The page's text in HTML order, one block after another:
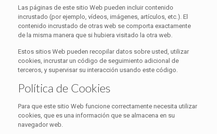
Las páginas de este sitio Web pueden incluir contenido
incrustado (por ejemplo, vídeos, imágenes, artículos, etc.). El
contenido incrustado de otras web se comporta exactamente
de la misma manera que si hubiera visitado la otra web.
Estos sitios Web pueden recopilar datos sobre usted, utilizar
cookies, incrustar un código de seguimiento adicional de
terceros, y supervisar su interacción usando este código.
Política de Cookies
Para que este sitio Web funcione correctamente necesita utilizar
cookies, que es una información que se almacena en su
navegador web.